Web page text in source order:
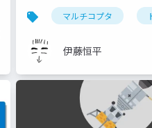
マルチコプタ
伊藤恒平